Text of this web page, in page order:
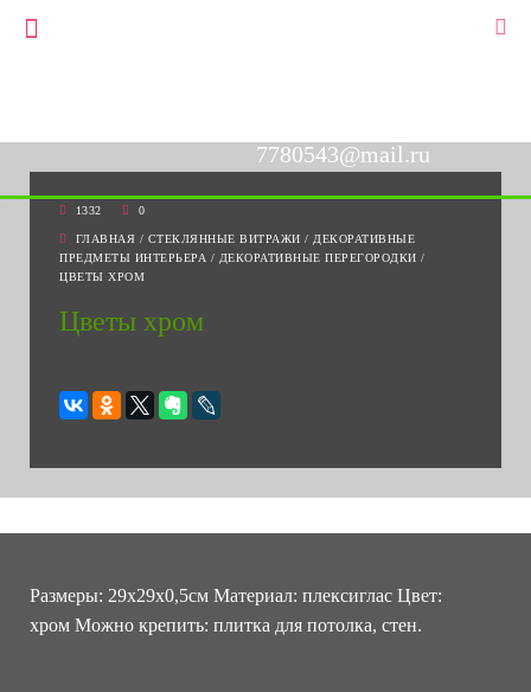
7780543@mail.ru
1332 0
ГЛАВНАЯ / СТЕКЛЯННЫЕ ВИТРАЖИ / ДЕКОРАТИВНЫЕ
ПРЕДМЕТЫ ИНТЕРЬЕРА / ДЕКОРАТИВНЫЕ ПЕРЕГОРОДКИ /
ЦВЕТЫ ХРОМ
Цветы хром
Размеры: 29х29х0,5см Материал: плексиглас Цвет:
хром Можно крепить: плитка для потолка, стен.